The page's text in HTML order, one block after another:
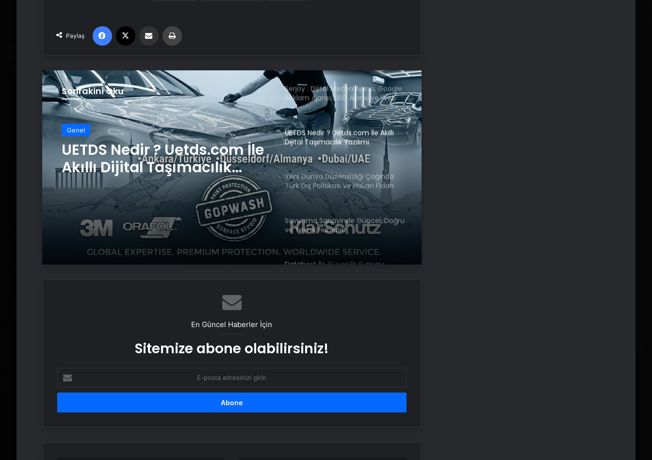
Paylaş
Facebook Email'den paylaş
Sonrakini Oku
Genel
UETDS Nedir ? Uetds.com İle
Akıllı Dijital Taşımacılık
Yazılımı
Serjoy : Dijital Medya Ajansı, Google
Reklam Ajansı, SEO Ajansı ve Web
Tasarım Ajansı
UETDS Nedir ? Uetds.com İle Akıllı
Dijital Taşımacılık Yazılımı
Yeni Dünya Düzensizliği Çağında
Türk Dış Politikası ve Hakan Fidan
Faktörü
Savunma Sanayinde Güncel, Doğru
ve Teknik Haberler
Datahost İle Güvenilir Sunucu
Yunus Akgün, finale damgasını
Kupa zaferinin oyuncusu Victor
En Güncel Haberler İçin
Sitemize abone olabilirsiniz!
posta
adresinizi